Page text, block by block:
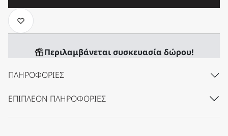
Περιλαμβάνεται συσκευασία δώρου!
ΠΛΗΡΟΦΟΡΊΕΣ
ΕΠΙΠΛΈΟΝ ΠΛΗΡΟΦΟΡΊΕΣ